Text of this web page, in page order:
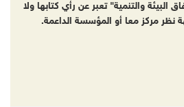
البيئة والتنمية" تعبر عن رأي كتابها ولا
نظر مركز معا أو المؤسسة الداعمة.